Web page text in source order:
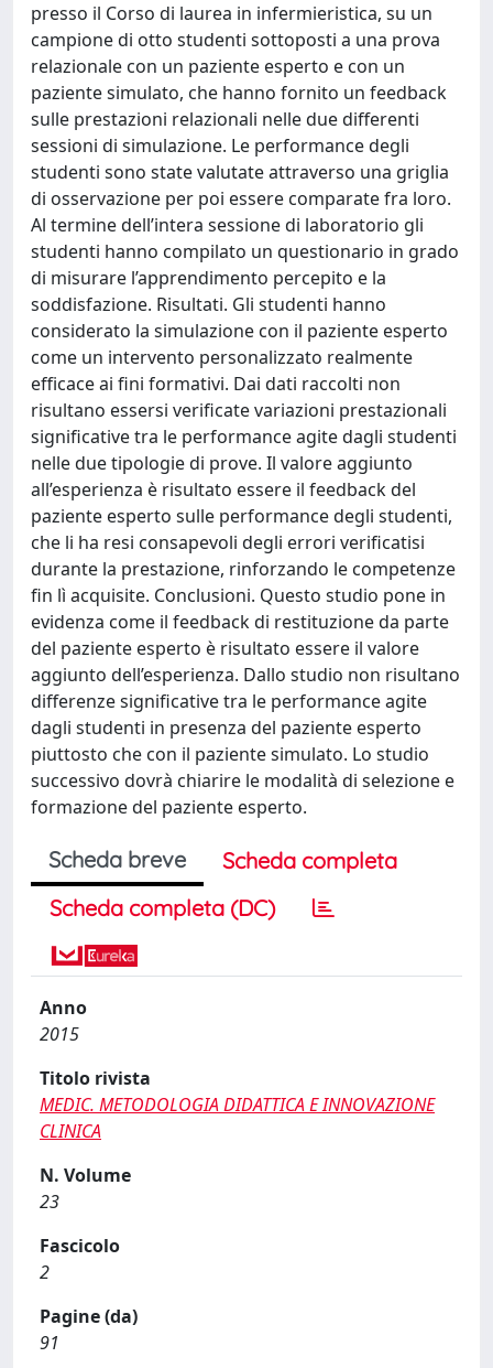
presso il Corso di laurea in infermieristica, su un
campione di otto studenti sottoposti a una prova
relazionale con un paziente esperto e con un
paziente simulato, che hanno fornito un feedback
sulle prestazioni relazionali nelle due differenti
sessioni di simulazione. Le performance degli
studenti sono state valutate attraverso una griglia
di osservazione per poi essere comparate fra loro.
Al termine dell’intera sessione di laboratorio gli
studenti hanno compilato un questionario in grado
di misurare l’apprendimento percepito e la
soddisfazione. Risultati. Gli studenti hanno
considerato la simulazione con il paziente esperto
come un intervento personalizzato realmente
efficace ai fini formativi. Dai dati raccolti non
risultano essersi verificate variazioni prestazionali
significative tra le performance agite dagli studenti
nelle due tipologie di prove. Il valore aggiunto
all’esperienza è risultato essere il feedback del
paziente esperto sulle performance degli studenti,
che li ha resi consapevoli degli errori verificatisi
durante la prestazione, rinforzando le competenze
fin lì acquisite. Conclusioni. Questo studio pone in
evidenza come il feedback di restituzione da parte
del paziente esperto è risultato essere il valore
aggiunto dell’esperienza. Dallo studio non risultano
differenze significative tra le performance agite
dagli studenti in presenza del paziente esperto
piuttosto che con il paziente simulato. Lo studio
successivo dovrà chiarire le modalità di selezione e
formazione del paziente esperto.
Scheda breve
Scheda completa
Scheda completa (DC)
Anno
2015
Titolo rivista
MEDIC. METODOLOGIA DIDATTICA E INNOVAZIONE
CLINICA
N. Volume
23
Fascicolo
2
Pagine (da)
91